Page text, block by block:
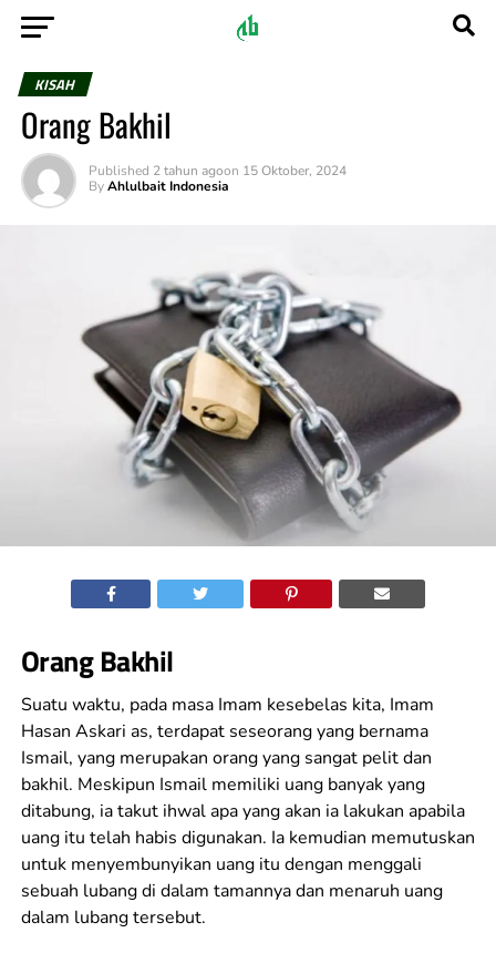
KISAH
Orang Bakhil
Published 2 tahun agoon 15 Oktober, 2024
By Ahlulbait Indonesia
Orang Bakhil
Suatu waktu, pada masa Imam kesebelas kita, Imam
Hasan Askari as, terdapat seseorang yang bernama
Ismail, yang merupakan orang yang sangat pelit dan
bakhil. Meskipun Ismail memiliki uang banyak yang
ditabung, ia takut ihwal apa yang akan ia lakukan apabila
uang itu telah habis digunakan. Ia kemudian memutuskan
untuk menyembunyikan uang itu dengan menggali
sebuah lubang di dalam tamannya dan menaruh uang
dalam lubang tersebut.